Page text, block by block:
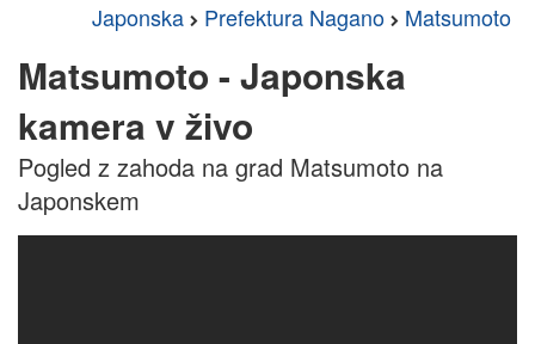
Japonska Prefektura Nagano Matsumoto
Matsumoto - Japonska
kamera v živo
Pogled z zahoda na grad Matsumoto na
Japonskem